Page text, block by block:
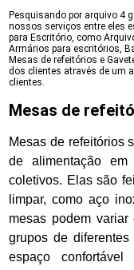
Pesquisando por arquivo 4
nossos serviços entre eles
para Escritório, como
Armários para escritórios,
Mesas de refeitórios e
dos clientes através de um
clientes.
Mesas de
Mesas de refeitórios
de alimentação
coletivos. Elas são
limpar, como aço
mesas podem variar
grupos de
espaço